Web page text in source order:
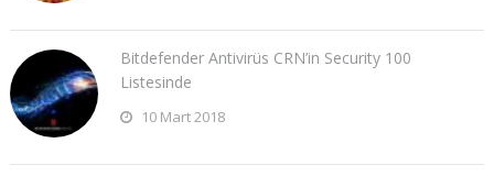
Bitdefender Antivirüs CRN’in Security 100
Listesinde
10 Mart 2018